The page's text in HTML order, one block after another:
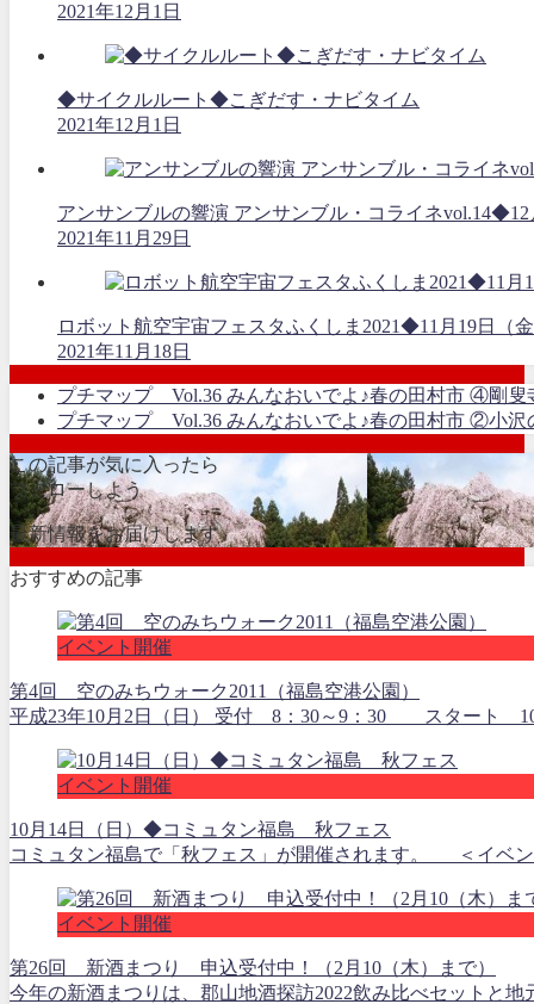
2021年12月1日
◆サイクルルート◆こぎだす・ナビタイム
2021年12月1日
アンサンブルの響演 アンサンブル・コライネvol.14◆12
2021年11月29日
ロボット航空宇宙フェスタふくしま2021◆11月19日
2021年11月18日
プチマップ Vol.36 みんなおいでよ♪春の田村市 ④剛叟
プチマップ Vol.36 みんなおいでよ♪春の田村市 ②小沢
この記事が気に入ったら
フォローしよう
最新情報をお届けします
おすすめの記事
イベント開催
第4回 空のみちウォーク2011（福島空港公園）
平成23年10月2日（日） 受付 8：30～9：30 スタート
イベント開催
10月14日（日）◆コミュタン福島 秋フェス
コミュタン福島で「秋フェス」が開催されます。 ＜イベ
イベント開催
第26回 新酒まつり 申込受付中！（2月10（木）まで）
今年の新酒まつりは、郡山地酒探訪2022飲み比べセットと